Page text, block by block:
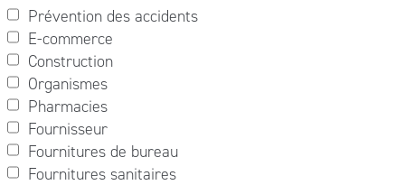
Prévention des accidents
E-commerce
Construction
Organismes
Pharmacies
Fournisseur
Fournitures de bureau
Fournitures sanitaires